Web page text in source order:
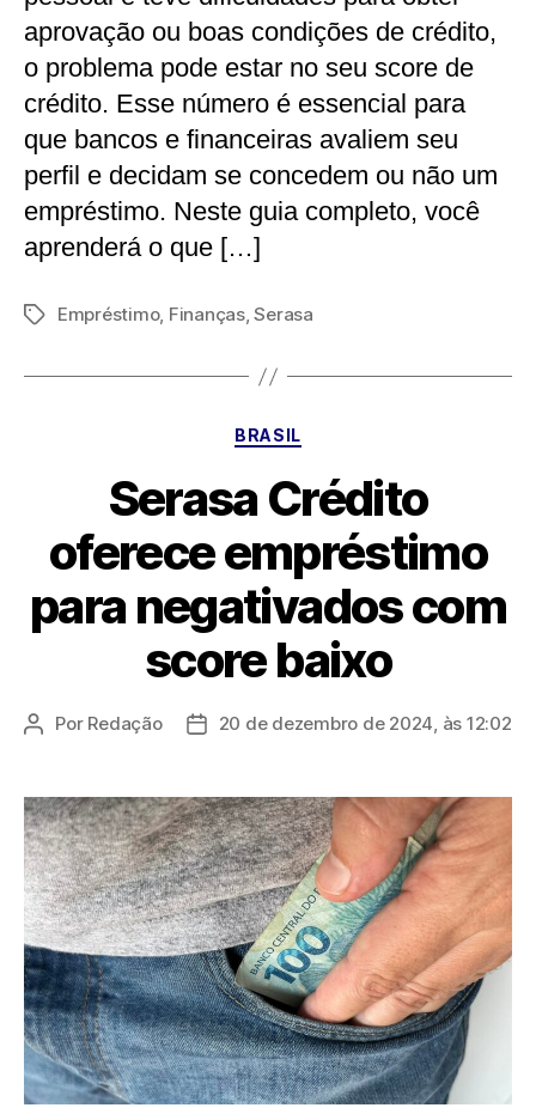
aprovação ou boas condições de crédito,
o problema pode estar no seu score de
crédito. Esse número é essencial para
que bancos e financeiras avaliem seu
perfil e decidam se concedem ou não um
empréstimo. Neste guia completo, você
aprenderá o que […]
TagsEmpréstimo, Finanças,Serasa
Categorias
BRASIL
Serasa Crédito
oferece empréstimo
para negativados com
score baixo
Autor
Por Redação
Data20 de dezembro de 2024, às 12:02